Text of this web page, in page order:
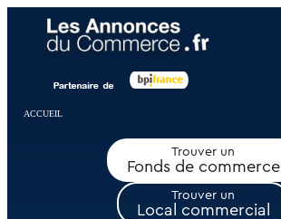
ACCUEIL
Trouver un
Fonds de commerce
Trouver un
Local commercial
Panneau de gestion des cookies